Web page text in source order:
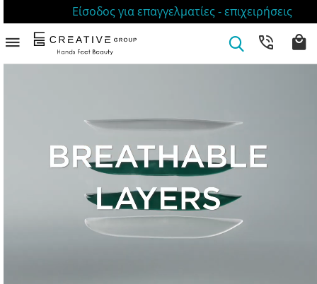
Είσοδος για επαγγελματίες - επιχειρήσεις